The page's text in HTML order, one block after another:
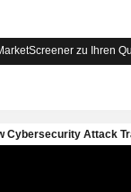
zu Ihren